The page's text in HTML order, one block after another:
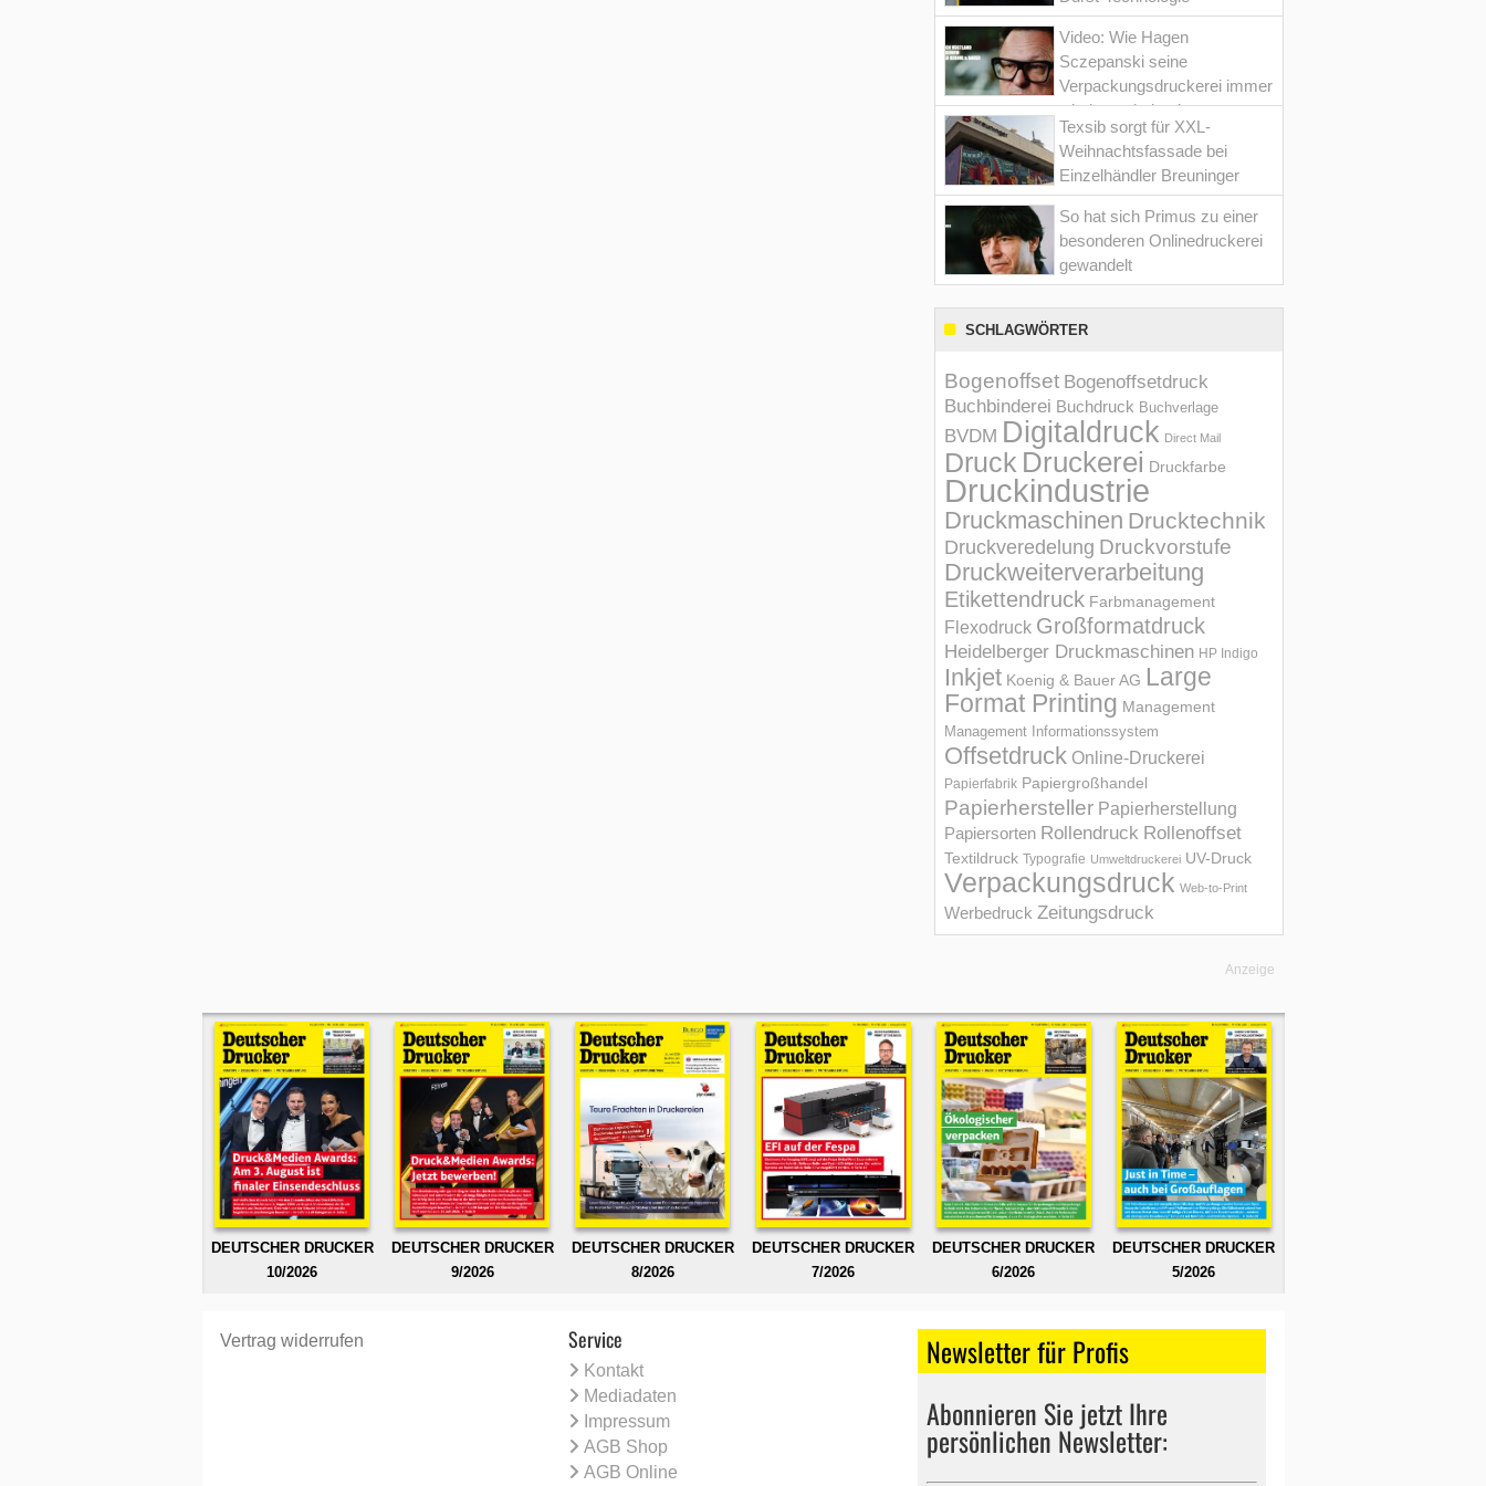
Video: Wie Hagen
Sczepanski seine
Verpackungsdruckerei immer
wieder optimiert hat
Texsib sorgt für XXL-
Weihnachtsfassade bei
Einzelhändler Breuninger
So hat sich Primus zu einer
besonderen Onlinedruckerei
gewandelt
SCHLAGWÖRTER
Bogenoffset Bogenoffsetdruck
Buchbinderei Buchdruck Buchverlage
BVDM Digitaldruck Direct Mail
Druck Druckerei Druckfarbe
Druckindustrie
Druckmaschinen Drucktechnik
Druckveredelung Druckvorstufe
Druckweiterverarbeitung
Etikettendruck Farbmanagement
Flexodruck Großformatdruck
Heidelberger Druckmaschinen HP Indigo
Inkjet Koenig & Bauer AG Large
Format Printing Management
Management Informations­system
Offsetdruck Online-Druckerei
Papierfabrik Papiergroßhandel
Papierhersteller Papierherstellung
Papiersorten Rollendruck Rollenoffset
Textildruck Typografie Umweltdruckerei UV-Druck
Verpackungsdruck Web-to-Print
Werbedruck Zeitungsdruck
Anzeige
DEUTSCHER DRUCKER
10/2026
DEUTSCHER DRUCKER
9/2026
DEUTSCHER DRUCKER
8/2026
DEUTSCHER DRUCKER
7/2026
DEUTSCHER DRUCKER
6/2026
DEUTSCHER DRUCKER
5/2026
Vertrag widerrufen Service
Kontakt
Mediadaten
Impressum
AGB Shop
AGB Online
Newsletter für Profis
Abonnieren Sie jetzt Ihre
persönlichen Newsletter: